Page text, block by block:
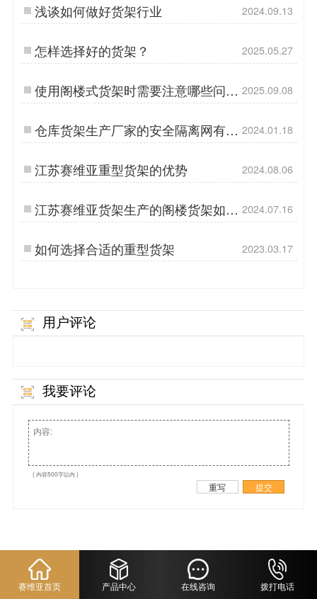
浅谈如何做好货架行业 2024.09.13
怎样选择好的货架？ 2025.05.27
使用阁楼式货架时需要注意哪些问题
呢？
2025.09.08
仓库货架生产厂家的安全隔离网有哪
些作用呢？
2024.01.18
江苏赛维亚重型货架的优势 2024.08.06
江苏赛维亚货架生产的阁楼货架如何
安装？
2024.07.16
如何选择合适的重型货架 2023.03.17
用户评论
我要评论
( 内容500字以内 )
重写 提交
赛维亚首页 产品中心 在线咨询 拨打电话